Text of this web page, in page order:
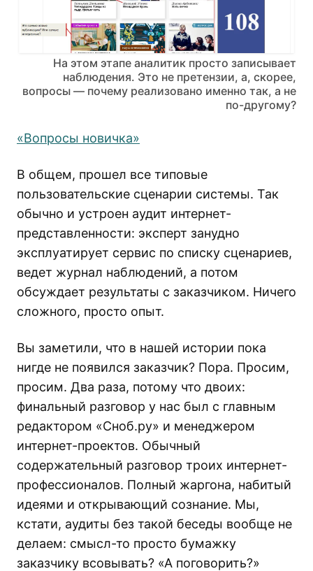
На этом этапе аналитик просто записывает
наблюдения. Это не претензии, а, скорее,
вопросы — почему реализовано именно так, а не
по-другому?
«Вопросы новичка»
В общем, прошел все типовые
пользовательские сценарии системы. Так
обычно и устроен аудит интернет-
представленности: эксперт занудно
эксплуатирует сервис по списку сценариев,
ведет журнал наблюдений, а потом
обсуждает результаты с заказчиком. Ничего
сложного, просто опыт.
Вы заметили, что в нашей истории пока
нигде не появился заказчик? Пора. Просим,
просим. Два раза, потому что двоих:
финальный разговор у нас был с главным
редактором «Сноб.ру» и менеджером
интернет-проектов. Обычный
содержательный разговор троих интернет-
профессионалов. Полный жаргона, набитый
идеями и открывающий сознание. Мы,
кстати, аудиты без такой беседы вообще не
делаем: смысл-то просто бумажку
заказчику всовывать? «А поговорить?»